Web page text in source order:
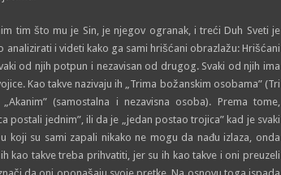
tim što mu je Sin, je njegov ogranak, i treći Duh Sveti je
i videti kako ga sami hrišćani obrazlažu: Hrišćani
od njih potpun i nezavisan od drugog. Svaki od njih ima
Kao takve nazivaju ih „Trima božanskim osobama” (Tri
(samostalna i nezavisna osoba). Prema tome,
postali jednim”, ili da je „jedan postao trojica” kad je svaki
koji su sami zapali nikako ne mogu da nađu izlaza, onda
kao takve treba prihvatiti, jer su ih kao takve i oni preuzeli
da oni oponašaju svoje pretke. Na osnovu toga ispada